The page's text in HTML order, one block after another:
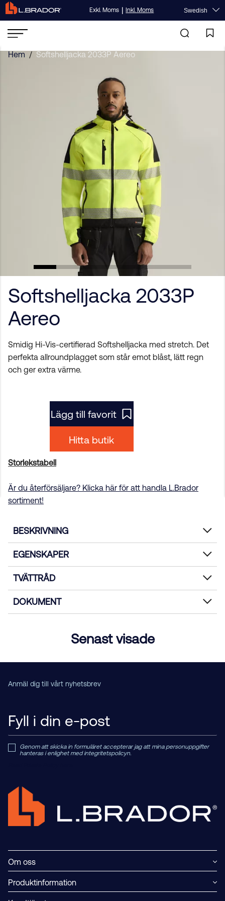
Exkl. Moms | Inkl. Moms Swedish
Hem / Softshelljacka 2033P Aereo
Softshelljacka 2033P
Aereo
Smidig Hi-Vis-certifierad Softshelljacka med stretch. Det
perfekta allroundplagget som står emot blåst, lätt regn
och ger extra värme.
Lägg till favorit
Hitta butik
Storlekstabell
Är du återförsäljare? Klicka här för att handla L.Brador
sortiment!
BESKRIVNING
EGENSKAPER
TVÄTTRÅD
DOKUMENT
Senast visade
Anmäl dig till vårt nyhetsbrev
Genom att skicka in formuläret accepterar jag att mina personuppgifter
hanteras i enlighet med integritetspolicyn.
Om oss
Produktinformation